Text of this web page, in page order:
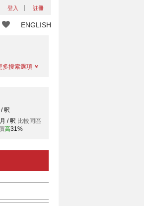
登入 註冊
ENGLISH
多搜索選項
呎
/ 呎 比較同區
高31%